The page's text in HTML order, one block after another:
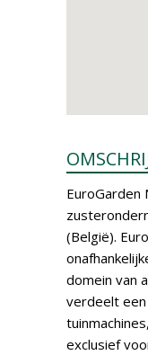
EuroGarden
(België).
domein van
verdeelt
exclusief